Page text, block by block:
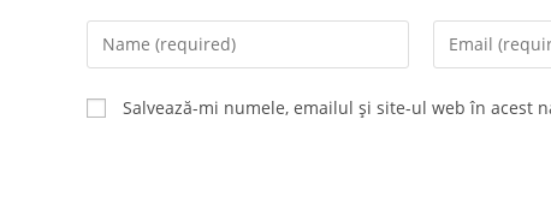
Enter
your
name
or
Enter
your
Salvează-mi numele, emailul și site-ul web în acest